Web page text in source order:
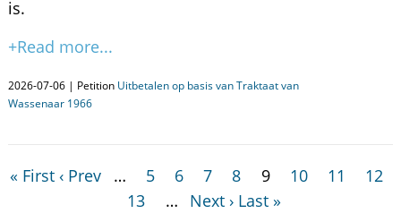
is.
+Read more...
2026-07-06 | Petition Uitbetalen op basis van Traktaat van
Wassenaar 1966
« First ‹ Prev … 5 6 7 8 9 10 11
12
13
… Next › Last »